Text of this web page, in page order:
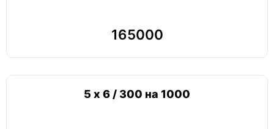
165000
5 х 6 / 300 на 1000